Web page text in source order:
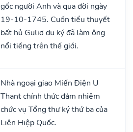
gốc người Anh và qua đời ngày
19-10-1745. Cuốn tiểu thuyết
bất hủ Guliơ du ký đã làm ông
nổi tiếng trên thế giới.
Nhà ngoại giao Miến Điện U
Thant chính thức đảm nhiệm
chức vụ Tổng thư ký thứ ba của
Liên Hiệp Quốc.